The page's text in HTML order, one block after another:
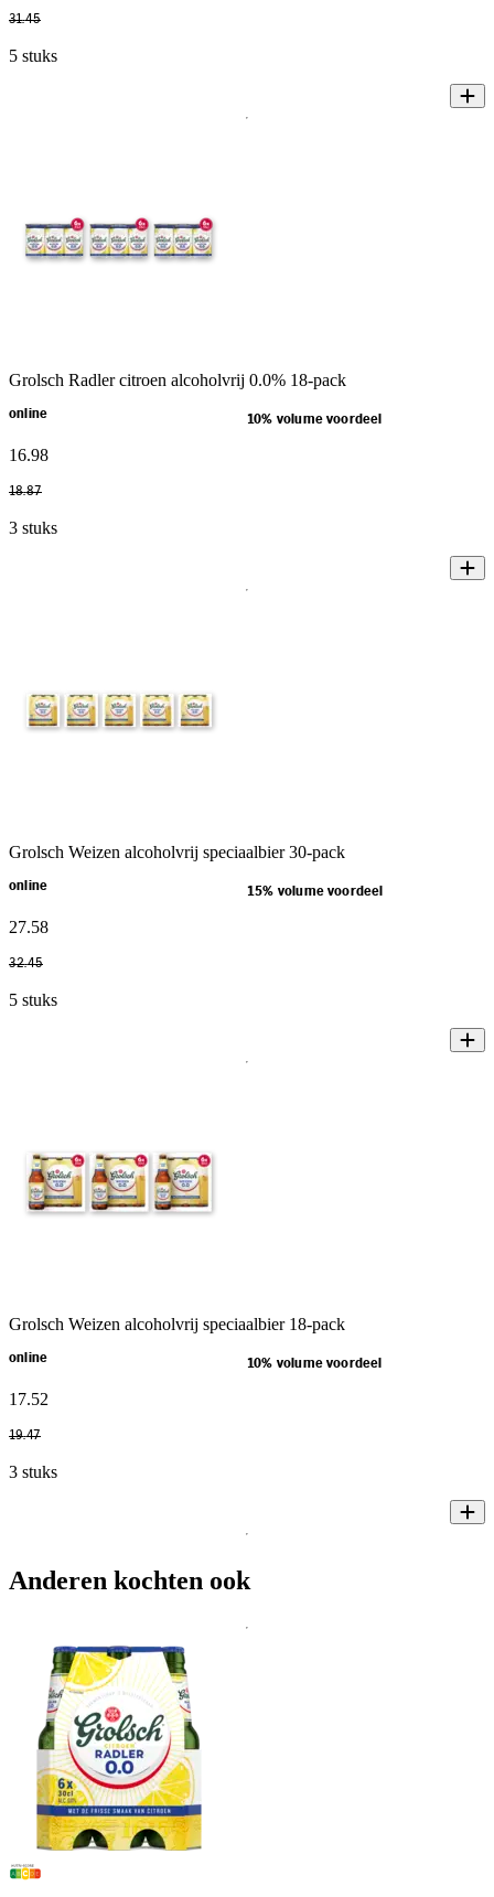
31.45
5 stuks
Grolsch Radler citroen alcoholvrij 0.0% 18-pack
online 10% volume voordeel
16.98
18.87
3 stuks
Grolsch Weizen alcoholvrij speciaalbier 30-pack
online 15% volume voordeel
27.58
32.45
5 stuks
Grolsch Weizen alcoholvrij speciaalbier 18-pack
online 10% volume voordeel
17.52
19.47
3 stuks
Anderen kochten ook